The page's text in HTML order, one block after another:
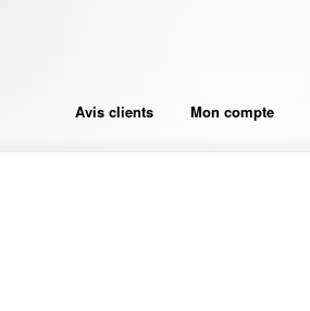
Avis clients Mon compte